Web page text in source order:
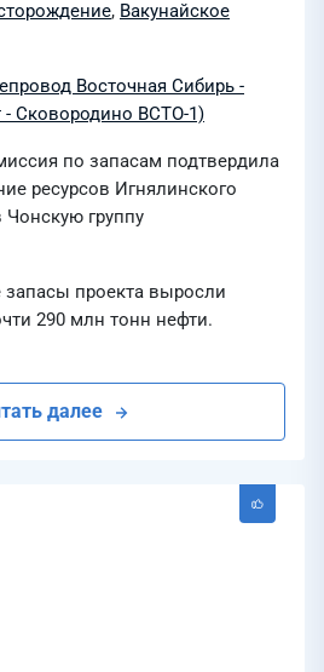
, Вакунайское
Восточная Сибирь -
- Сковородино ВСТО-1)
по запасам подтвердила
ресурсов Игнялинского
Чонскую группу
проекта выросли
290 млн тонн нефти.
далее